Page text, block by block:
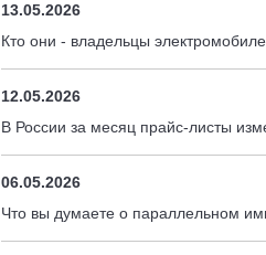
13.05.2026
Кто они - владельцы
12.05.2026
В России за месяц прайс-листы
06.05.2026
Что вы думаете о параллельном